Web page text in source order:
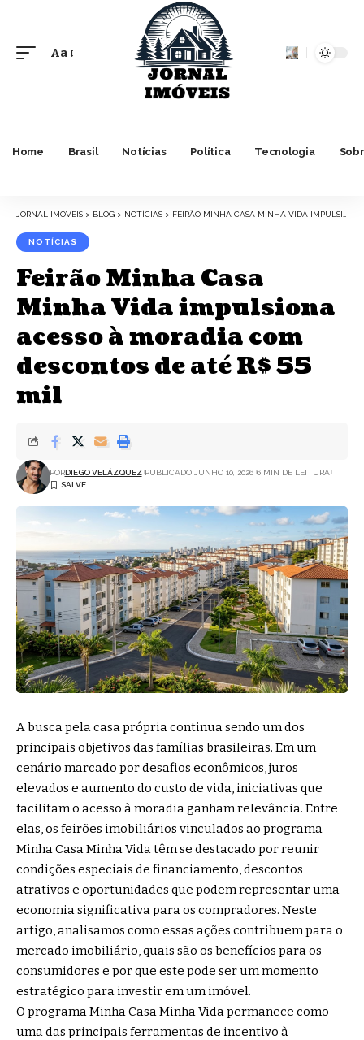
Font
Aa
Home Brasil Notícias Política Tecnologia
JORNAL IMOVEIS > BLOG > NOTÍCIAS > FEIRÃO MINHA CASA MINHA VIDA IMPULSIONA ACESSO À MORADIA COM DESCONTOS DE ATÉ R$ 55 MIL
NOTÍCIAS
Feirão Minha Casa
Minha Vida impulsiona
acesso à moradia com
descontos de até R$ 55
mil
PORDIEGO VELÁZQUEZ PUBLICADO JUNHO 10, 2026 6 MIN DE LEITURA
A busca pela casa própria continua sendo um dos
principais objetivos das famílias brasileiras. Em um
cenário marcado por desafios econômicos, juros
elevados e aumento do custo de vida, iniciativas que
facilitam o acesso à moradia ganham relevância. Entre
elas, os feirões imobiliários vinculados ao programa
Minha Casa Minha Vida têm se destacado por reunir
condições especiais de financiamento, descontos
atrativos e oportunidades que podem representar uma
economia significativa para os compradores. Neste
artigo, analisamos como essas ações contribuem para o
mercado imobiliário, quais são os benefícios para os
consumidores e por que este pode ser um momento
estratégico para investir em um imóvel.
O programa Minha Casa Minha Vida permanece como
uma das principais ferramentas de incentivo à